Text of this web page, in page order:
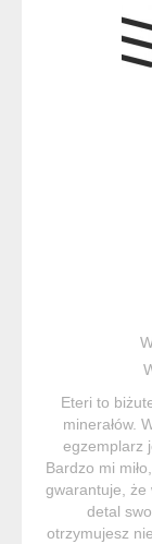
Eteri to
minerałów.
egzemplarz
Bardzo mi
gwarantuje, że
detal
otrzymujesz